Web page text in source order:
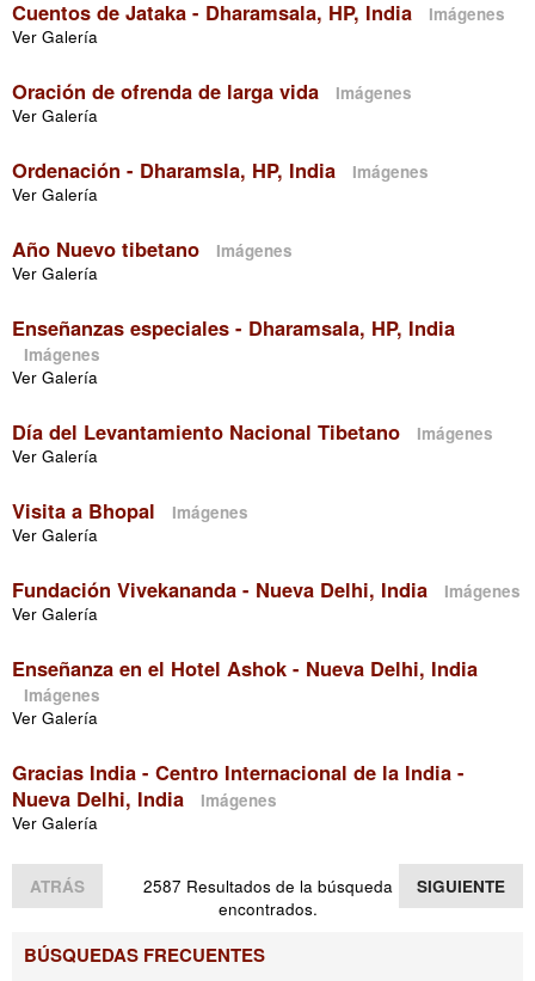
Cuentos de Jataka - Dharamsala, HP, India
Imágenes
Ver Galería
Oración de ofrenda de larga vida
Imágenes
Ver Galería
Ordenación - Dharamsla, HP, India
Imágenes
Ver Galería
Año Nuevo tibetano
Imágenes
Ver Galería
Enseñanzas especiales - Dharamsala, HP, India
Imágenes
Ver Galería
Día del Levantamiento Nacional Tibetano
Imágenes
Ver Galería
Visita a Bhopal
Imágenes
Ver Galería
Fundación Vivekananda - Nueva Delhi, India
Imágenes
Ver Galería
Enseñanza en el Hotel Ashok - Nueva Delhi, India
Imágenes
Ver Galería
Gracias India - Centro Internacional de la India -
Nueva Delhi, India
Imágenes
Ver Galería
ATRÁS
2587 Resultados de la búsqueda
encontrados.
SIGUIENTE
BÚSQUEDAS FRECUENTES